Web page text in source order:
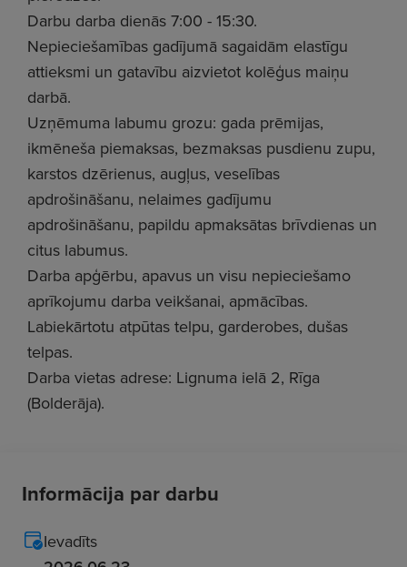
Darbu darba dienās 7:00 - 15:30.
Nepieciešamības gadījumā sagaidām elastīgu
attieksmi un gatavību aizvietot kolēģus maiņu
darbā.
Uzņēmuma labumu grozu: gada prēmijas,
ikmēneša piemaksas, bezmaksas pusdienu zupu,
karstos dzērienus, augļus, veselības
apdrošināšanu, nelaimes gadījumu
apdrošināšanu, papildu apmaksātas brīvdienas un
citus labumus.
Darba apģērbu, apavus un visu nepieciešamo
aprīkojumu darba veikšanai, apmācības.
Labiekārtotu atpūtas telpu, garderobes, dušas
telpas.
Darba vietas adrese: Lignuma ielā 2, Rīga
(Bolderāja).
Informācija par darbu
Ievadīts